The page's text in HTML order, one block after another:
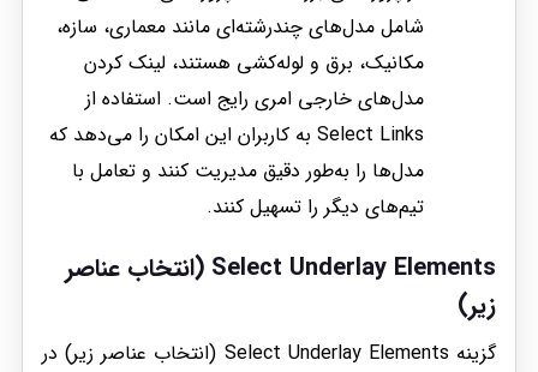
شامل مدل‌های چندرشته‌ای مانند معماری، سازه،
مکانیک، برق و لوله‌کشی هستند، لینک کردن
مدل‌های خارجی امری رایج است. استفاده از
Select Links به کاربران این امکان را می‌دهد که
مدل‌ها را به‌طور دقیق مدیریت کنند و تعامل با
تیم‌های دیگر را تسهیل کنند.
Select Underlay Elements (انتخاب عناصر
زیر)
گزینه Select Underlay Elements (انتخاب عناصر زیر) در